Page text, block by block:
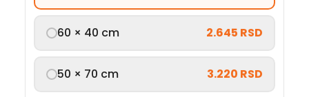
60 × 40 cm 2.645 RSD
50 × 70 cm 3.220 RSD